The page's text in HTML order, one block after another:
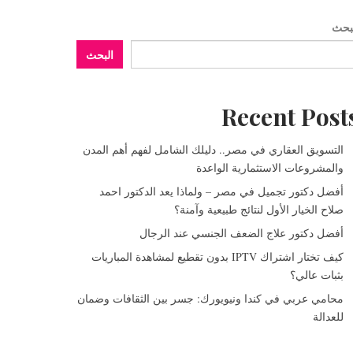
البحث
Recent
التسويق العقاري في مصر.. دليلك الشامل لفهم أهم المدن
والمشروعات الاستثمارية الواعدة
أفضل دكتور تجميل في مصر – ولماذا يعد الدكتور احمد
صلاح الخيار الأول لنتائج طبيعية وآمنة؟
أفضل دكتور علاج الضعف الجنسي عند الرجال
كيف تختار اشتراك IPTV بدون تقطيع لمشاهدة المباريات
بثبات عالي؟
محامي عربي في كندا ونيويورك: جسر بين الثقافات وضمان
للعدالة